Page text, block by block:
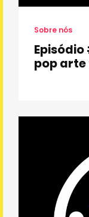
Sobre nós
Episódio
pop